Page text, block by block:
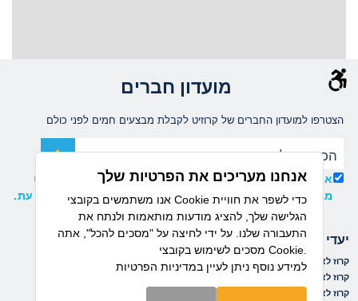
מועדון חברים
הצטרפו למועדון החברים של קרוזיט לקבלת מבצעים חמים לפני כולם
אני מאשר/ת קבלת עדכונים ומידע שיווקי ממועדון קרוזיט
מבית דיזנהאוז, וידוע לי כי ניתן להסיר את ההרשמה בכל עת.
יעדי הפלגה
קרוז לאיים הקאנריים
קרוז לאיים הקריביים
קרוז לאלסקה
קרוז לים התיכון
חברות שייט
אנחנו מעריכים את הפרטיות שלך
אנו משתמשים בקובצי Cookie כדי לשפר את חוויית
הגלישה שלך, להציג מודעות מותאמות ולנתח את
התעבורה שלנו. על ידי לחיצה על "מסכים להכל", אתה
מסכים לשימוש בקובצי Cookie.
למידע נוסף ניתן לעייןבמדיניות הפרטיות